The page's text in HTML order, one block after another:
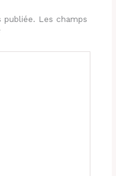
publiée. Les champs